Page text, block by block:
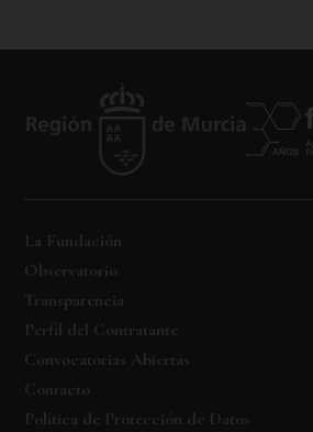
La Fundación
Observatorio
Transparencia
Perfil del Contratante
Convocatorias Abiertas
Contacto
Política de Protección de Datos